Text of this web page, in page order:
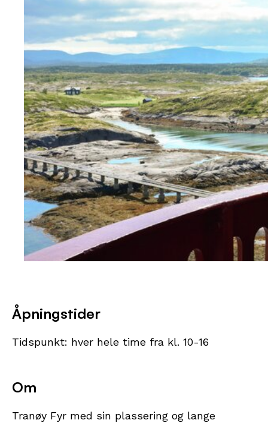
Åpningstider
Tidspunkt: hver hele time fra kl. 10-16
Om
Tranøy Fyr med sin plassering og lange